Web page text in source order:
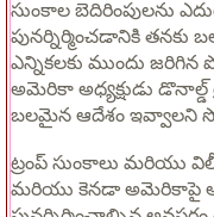
సుంకాల బెదిరింపులను
పునర్నిర్మించడానికి తనకు
ఎన్నికలకు ముందు
అమెరికా అధ్యక్షుడు డొనాల్డ్
బలమైన ఆదేశం ఇవ్వాలని
ట్రంప్ సుంకాలు మరియు
మరియు కెనడా అమెరికాపై